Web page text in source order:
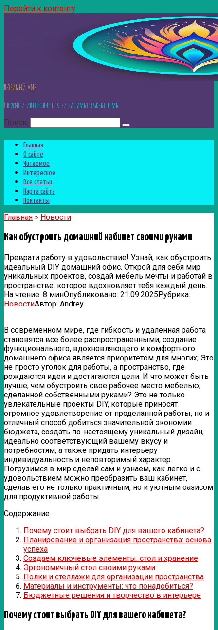
Перейти к контенту
ЛЮБИМЫЙ МИР
Свежие и интересные статьи на самые важные темы
Поиск:
Главная
О сайте
Читаемое
Интересное
Все статьи
Карта сайта
Контакты
Главная » Новости
Как обустроить домашний кабинет своими руками
Преврати работу в удовольствие! Узнай, как обустроить
идеальный DIY домашний офис. Открой для себя мир
уникальных проектов, создай мебель мечты и работай в
пространстве, которое вдохновляет тебя каждый день.
На чтение: 8 минОпубликовано: 21.09.2025Рубрика:
НовостиАвтор: Andrey
В современном мире, где гибкость и удаленная работа
становятся все более распространенными, создание
функционального, вдохновляющего и комфортного
домашнего офиса является приоритетом для многих; Это
не просто уголок для работы, а пространство, где
рождаются идеи и достигаются цели. И что может быть
лучше, чем обустроить свое рабочее место мебелью,
сделанной собственными руками? Это не только
увлекательные проекты DIY, которые приносят
огромное удовлетворение от проделанной работы, но и
отличный способ добиться значительной экономии
бюджета, создать по-настоящему уникальный дизайн,
идеально соответствующий вашему вкусу и
потребностям, а также придать интерьеру
индивидуальность и неповторимый характер.
Погрузимся в мир сделай сам и узнаем, как легко и с
удовольствием можно преобразить ваш кабинет,
сделав его не только практичным, но и уютным оазисом
для продуктивной работы.
Содержание
Почему стоит выбрать DIY для вашего кабинета?
Планирование и организация пространства: основа
успеха
Создаем ключевые элементы: стол и хранение
Эргономичный стол своими руками
Полки и стеллажи для организации пространства
Материалы и инструменты: что понадобиться?
Бюджетные решения и творчество в интерьере
Почему стоит выбрать DIY для вашего кабинета?